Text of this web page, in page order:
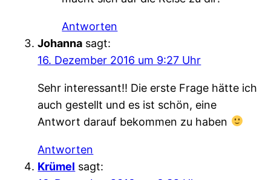
Antworten
Johanna sagt:
16. Dezember 2016 um 9:27 Uhr
Sehr interessant!! Die erste Frage hätte ich
auch gestellt und es ist schön, eine
Antwort darauf bekommen zu haben
Antworten
Krümel sagt: